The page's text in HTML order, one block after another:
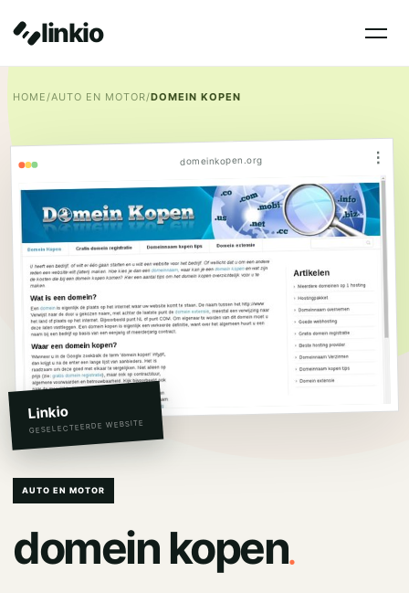
linkio
HOME/AUTO EN MOTOR/DOMEIN KOPEN
domeinkopen.org ⋮
Linkio
GESELECTEERDE WEBSITE
AUTO EN MOTOR
domein kopen.